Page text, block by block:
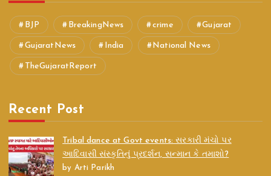
BJP BreakingNews crime Gujarat
GujaratNews India National News
TheGujaratReport
Recent Post
Tribal dance at Govt events: સરકારી મંચો પર
આદિવાસી સંસ્કૃતિનું પ્રદર્શન, સન્માન કે તમાશો?
by Arti Parikh